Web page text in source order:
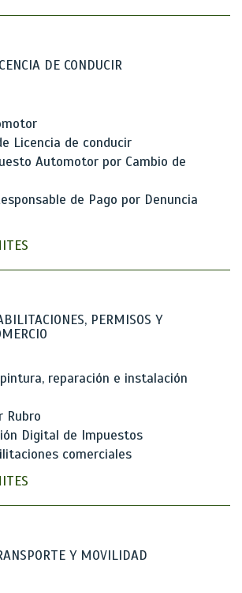
DE CONDUCIR
Licencia de conducir
Automotor por Cambio de
de Pago por Denuncia
PERMISOS Y
reparación e instalación
Rubro
Digital de Impuestos
comerciales
Y MOVILIDAD